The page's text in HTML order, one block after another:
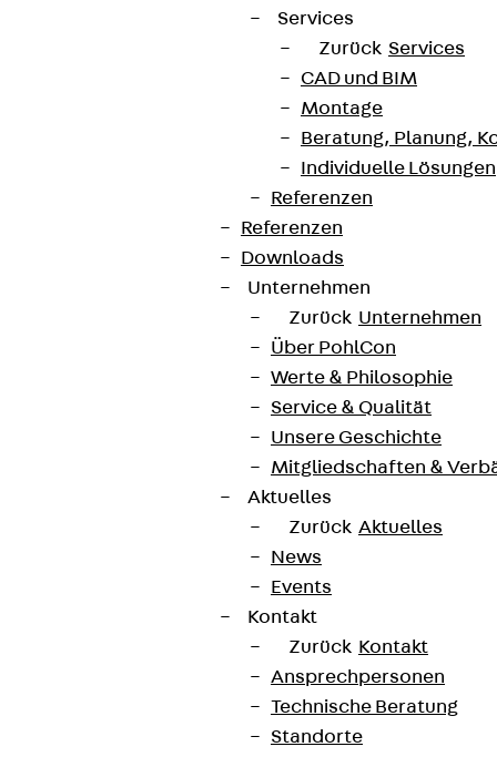
Services
Zurück Services
CAD und BIM
Montage
Beratung, Planung,
Individuelle Lösungen
Referenzen
Referenzen
Downloads
Unternehmen
Zurück Unternehmen
Über PohlCon
Werte & Philosophie
Service & Qualität
Unsere Geschichte
Mitgliedschaften &
Aktuelles
Zurück Aktuelles
News
Events
Kontakt
Zurück Kontakt
Ansprechpersonen
Technische Beratung
Standorte